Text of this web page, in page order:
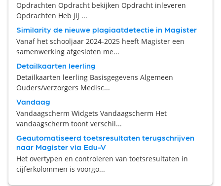
Opdrachten Opdracht bekijken Opdracht inleveren
Opdrachten Heb jij ...
Similarity de nieuwe plagiaatdetectie in Magister
Vanaf het schooljaar 2024-2025 heeft Magister een
samenwerking afgesloten me...
Detailkaarten leerling
Detailkaarten leerling Basisgegevens Algemeen
Ouders/verzorgers Medisc...
Vandaag
Vandaagscherm Widgets Vandaagscherm Het
vandaagscherm toont verschil...
Geautomatiseerd toetsresultaten terugschrijven
naar Magister via Edu-V
Het overtypen en controleren van toetsresultaten in
cijferkolommen is voorgo...